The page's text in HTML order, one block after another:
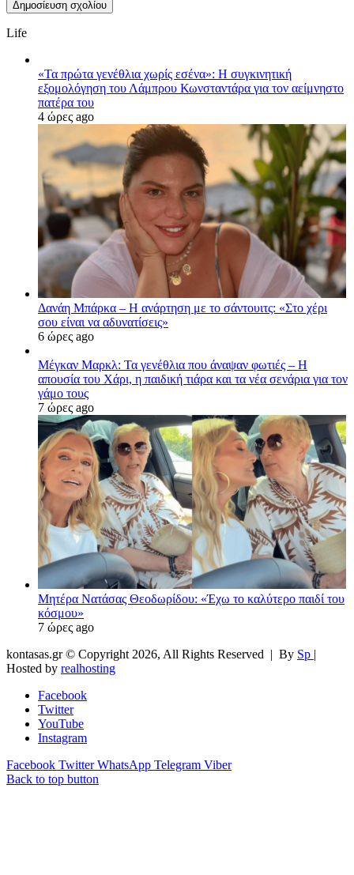
Life
«Τα πρώτα γενέθλια χωρίς εσένα»: Η συγκινητική
εξομολόγηση του Λάμπρου Κωνσταντάρα για τον αείμνηστο
πατέρα του
4 ώρες ago
Δανάη Μπάρκα – Η ανάρτηση με το σάντουιτς: «Στο χέρι
σου είναι να αδυνατίσεις»
6 ώρες ago
Μέγκαν Μαρκλ: Τα γενέθλια που άναψαν φωτιές – Η
απουσία του Χάρι, η παιδική τιάρα και τα νέα σενάρια για τον
γάμο τους
7 ώρες ago
Μητέρα Νατάσας Θεοδωρίδου: «Έχω το καλύτερο παιδί του
κόσμου»
7 ώρες ago
kontasas.gr © Copyright 2026, All Rights Reserved | By Sp |
Hosted by realhosting
Facebook
Twitter
YouTube
Instagram
Facebook Twitter WhatsApp Telegram Viber
Back to top button